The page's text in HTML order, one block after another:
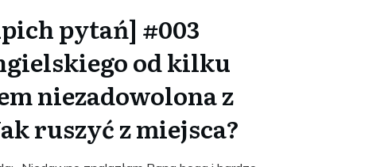
pytań] #003
od kilku
niezadowolona z
ruszyć z miejsca?